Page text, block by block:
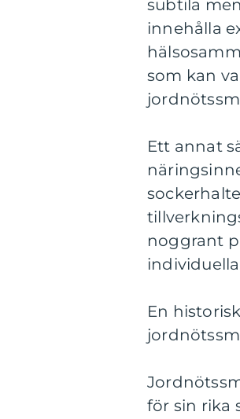
subtila
innehålla
som kan
Ett annat
noggrant
En
för sin rika